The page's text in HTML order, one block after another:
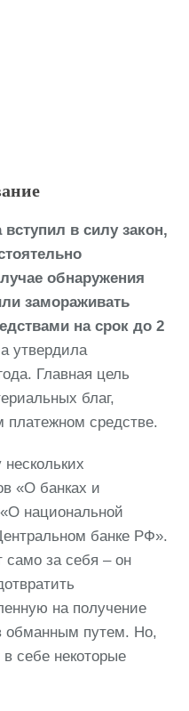
в силу закон,
обнаружения
замораживать
на срок до 2
утвердила
Главная цель
благ,
платежном средстве.
«О банках и
национальной
банке РФ».
за себя – он
на получение
обманным путем. Но,
в себе некоторые